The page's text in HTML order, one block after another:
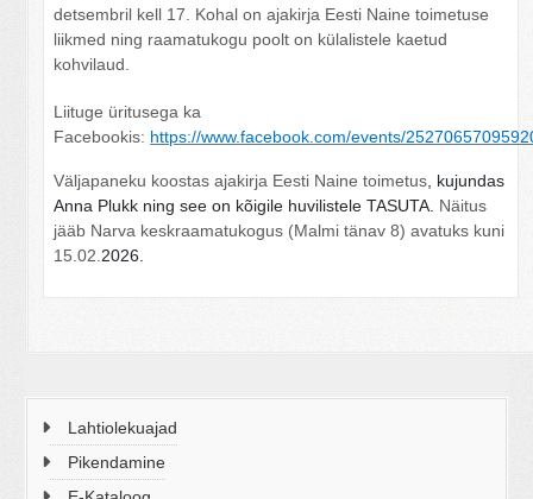
Lahtiolekuajad
Pikendamine
detsembril kell 17.
Kohal on ajakirja Eesti Naine toimetuse
liikmed ning raamatukogu poolt on külalistele kaetud
kohvilaud.
Liituge üritusega ka
Facebookis: https://www.facebook.com/events/
Väljapaneku koostas ajakirja Eesti Naine toimetus , kujundas
Anna Plukk ning see on kõigile huvilistele TASUTA. Näitus
jääb Narva keskraamatukogus (Malmi tänav 8) avatuks kuni
15.02. 2026.